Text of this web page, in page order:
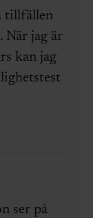
tillfällen
När jag är
kan jag
ser på